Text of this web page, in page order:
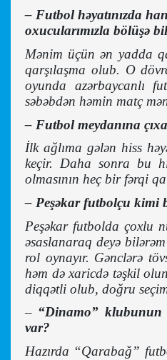
– Futbol həyatınızda
oxucularımızla bölüşə
Mənim üçün ən yadda
qarşılaşma olub. O
oyunda azərbaycanlı
səbəbdən həmin matç
– Futbol meydanına
İlk ağlıma gələn hiss
keçir. Daha sonra bu
olmasının heç bir fərqi
– Peşəkar futbolçu kimi
Peşəkar futbolda çoxlu
əsaslanaraq deyə
rol oynayır. Gənclərə
həm də xaricdə təşkil
diqqətli olub, doğru
– “Dinamo” klubunun
var?
Hazırda “Qarabağ”